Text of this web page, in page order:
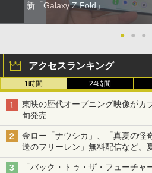
新「Galaxy Z Fold」
● ● ●
アクセスランキング
1時間 24時間
東映の歴代オープニング映像がカ
旬発売
金ロー「ナウシカ」、「真夏の怪
送のフリーレン」無料配信など。
「バック・トゥ・ザ・フューチ